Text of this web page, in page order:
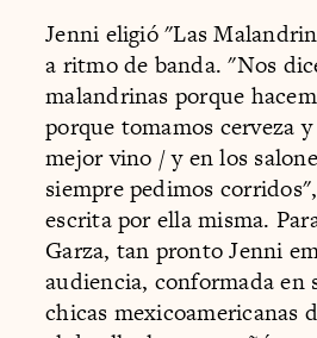
Jenni eligió "Las
a ritmo de banda. "Nos
malandrinas porque
porque tomamos cerveza
mejor vino / y en los
siempre pedimos
escrita por ella misma.
Garza, tan pronto Jenni
audiencia, conformada en
chicas mexicoamericanas